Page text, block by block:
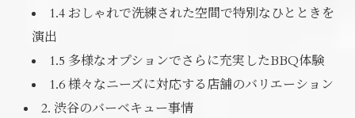
1.4 おしゃれで洗練された空間で特別なひとときを
演出
1.5 多様なオプションでさらに充実したBBQ体験
1.6 様々なニーズに対応する店舗のバリエーション
2. 渋谷のバーベキュー事情